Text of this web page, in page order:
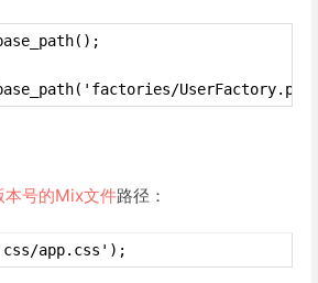
本号的Mix文件路径：
app.css');